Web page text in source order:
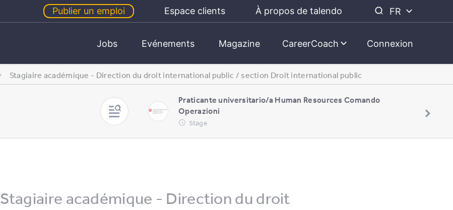
Publier un emploi Espace clients À propos de talendo FR
Jobs Evénements Magazine CareerCoach Connexion
Stagiaire académique - Direction du droit international public / section Droit international public
Praticante universitario/a Human Resources Comando
Operazioni
Stage
Stagiaire académique - Direction du droit